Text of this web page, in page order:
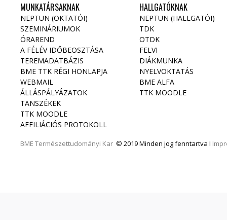
MUNKATÁRSAKNAK
NEPTUN (OKTATÓI)
SZEMINÁRIUMOK
ÓRAREND
A FÉLÉV IDŐBEOSZTÁSA
TEREMADATBÁZIS
BME TTK RÉGI HONLAPJA
WEBMAIL
ÁLLÁSPÁLYÁZATOK
TANSZÉKEK
TTK MOODLE
AFFILIÁCIÓS PROTOKOLL
BME Természettudományi Kar © 2019 Minden jog fenntartva I
HALLGATÓKNAK
NEPTUN (HALLGATÓI)
TDK
OTDK
FELVI
DIÁKMUNKA
NYELVOKTATÁS
BME ALFA
TTK MOODLE